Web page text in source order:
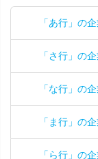
「あ行」の
「さ行」の
「な行」の
「ま行」の
「ら行」の